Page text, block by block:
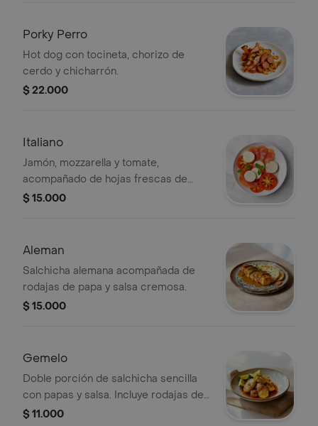
Porky Perro
Hot dog con tocineta, chorizo de
cerdo y chicharrón.
$ 22.000
Italiano
Jamón, mozzarella y tomate,
acompañado de hojas frescas de
albahaca.
$ 15.000
Aleman
Salchicha alemana acompañada de
rodajas de papa y salsa cremosa.
$ 15.000
Gemelo
Doble porción de salchicha sencilla
con papas y salsa. Incluye rodajas de
limón.
$ 11.000